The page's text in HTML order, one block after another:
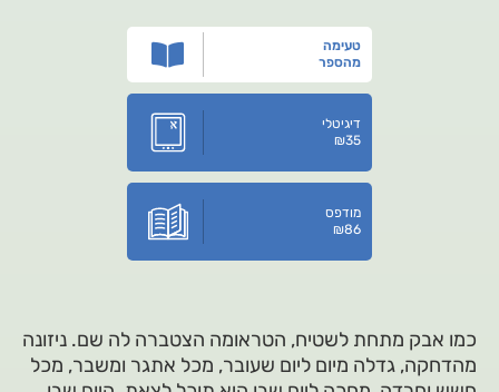
טעימה
מהספר
דיגיטלי
₪35
מודפס
₪86
כמו אבק מתחת לשטיח, הטראומה הצטברה לה שם. ניזונה
מהדחקה, גדלה מיום ליום שעובר, מכל אתגר ומשבר, מכל